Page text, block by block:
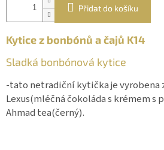
Přidat do košíku
Kytice z bonbónů a čajů K14
Sladká bonbónová kytice
-tato netradiční kytička je vyrobena
Lexus(mléčná čokoláda s krémem s
Ahmad tea(černý).